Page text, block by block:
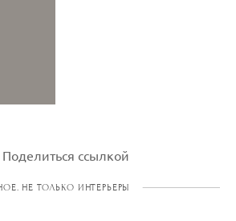
Поделиться ссылкой
НЕ ТОЛЬКО ИНТЕРЬЕРЫ